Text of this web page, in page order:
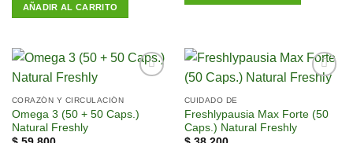
AÑADIR AL CARRITO
lista de
deseos
CORAZÓN Y CIRCULACIÓN
Omega 3 (50 + 50 Caps.)
Natural Freshly
lista de
deseos
CUIDADO DE
Freshlypausia Max Forte (50
Caps.) Natural Freshly